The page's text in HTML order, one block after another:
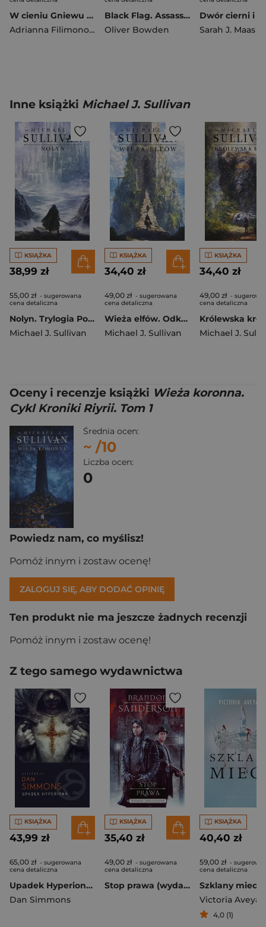
W cieniu Gniewu (ilustrowane brzegi)
Adrianna Filimonowicz
Black Flag. Assassin’s Creed
Oliver Bowden
Sarah J. Maas
Inne książki Michael J. Sullivan
KSIĄŻKA
38,99 zł
55,00 zł - sugerowana
cena detaliczna
Nolyn. Trylogia Powstanie i Upadek. Tom 1
Michael J. Sullivan
KSIĄŻKA
34,40 zł
49,00 zł - sugerowana
cena detaliczna
Wieża elfów. Odkrycia Riyrii. Tom 2
Michael J. Sullivan
KSIĄŻKA
34,40 zł
49,00 zł -
cena detaliczna
Michael J.
Oceny i recenzje książki Wieża koronna.
Cykl Kroniki Riyrii. Tom 1
Średnia ocen:
~ /10
Liczba ocen:
0
Powiedz nam, co myślisz!
Pomóż innym i zostaw ocenę!
ZALOGUJ SIĘ, ABY DODAĆ OPINIĘ
Ten produkt nie ma jeszcze żadnych recenzji
Pomóż innym i zostaw ocenę!
Z tego samego wydawnictwa
KSIĄŻKA
43,99 zł
65,00 zł - sugerowana
cena detaliczna
Upadek Hyperiona. Hyperion. Tom 2
Dan Simmons
KSIĄŻKA
35,40 zł
49,00 zł - sugerowana
cena detaliczna
Stop prawa (wydanie jubileuszowe)
KSIĄŻKA
40,40 zł
59,00 zł -
cena detaliczna
Victoria
4,0 (1)